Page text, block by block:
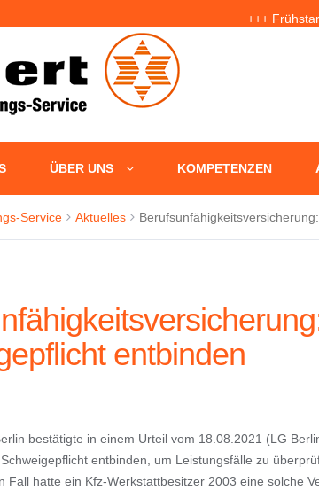
+++
+++ Fünf Jahre nach der
ÜBER UNS KOMPETENZEN
Service Aktuelles
entbinden
bestätigte in einem Urteil vom 18.08.2021 (LG
entbinden, um Leistungsfälle zu
Fall hatte ein Kfz-Werkstattbesitzer 2003 eine solche